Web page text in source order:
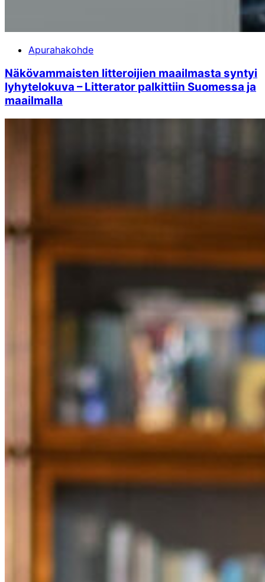
Apurahakohde
Näkövammaisten litteroijien maailmasta syntyi
lyhytelokuva – Litterator palkittiin Suomessa ja
maailmalla